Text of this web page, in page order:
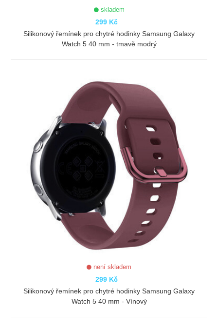
skladem
299 Kč
Silikonový řemínek pro chytré hodinky Samsung Galaxy
Watch 5 40 mm - tmavě modrý
není skladem
299 Kč
Silikonový řemínek pro chytré hodinky Samsung Galaxy
Watch 5 40 mm - Vínový